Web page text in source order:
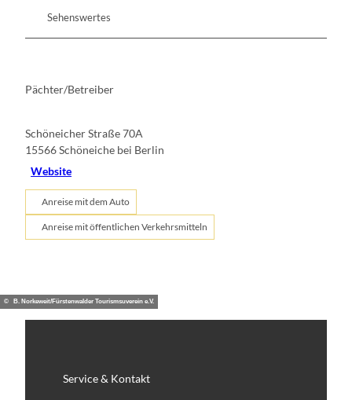
Sehenswertes
Pächter/Betreiber
Schöneicher Straße 70A
15566Schöneiche bei Berlin
Website
Anreise mit dem Auto
Anreise mit öffentlichen Verkehrsmitteln
© B. Norkeweit/Fürstenwalder Tourismsuverein e.V.
Service & Kontakt